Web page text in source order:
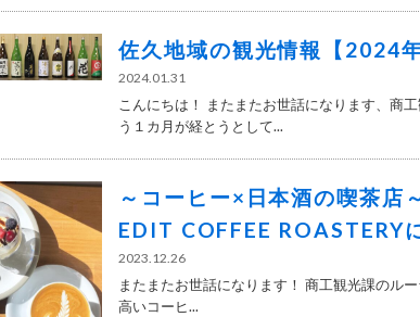
佐久地域の観光情報【2024年
2024.01.31
こんにちは！ またまたお世話になります、商
う１カ月が経とうとして...
～コーヒー×日本酒の喫茶店
EDIT COFFEE ROASTERY
2023.12.26
またまたお世話になります！ 商工観光課のル
高いコーヒ...